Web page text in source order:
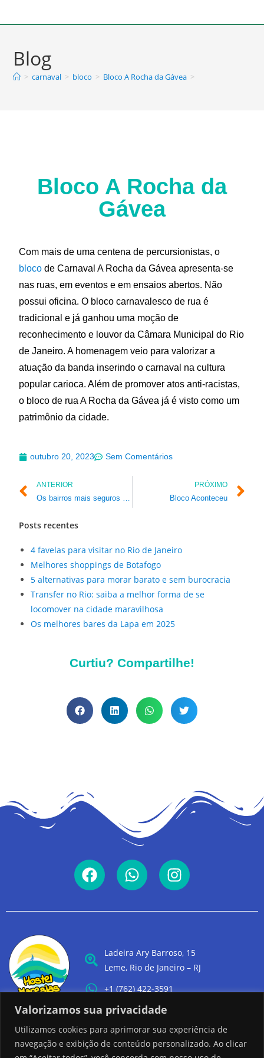
Valorizamos sua privacidade
Utilizamos cookies para aprimorar sua experiência de
navegação e exibição de conteúdo personalizado. Ao clicar
Blog
> carnaval > bloco > Bloco A Rocha da Gávea >
Bloco A Rocha da
Gávea
Com mais de uma centena de percursionistas, o
bloco de Carnaval A Rocha da Gávea apresenta-se
nas ruas, em eventos e em ensaios abertos. Não
possui oficina. O bloco carnavalesco de rua é
tradicional e já ganhou uma moção de
reconhecimento e louvor da Câmara Municipal do Rio
de Janeiro. A homenagem veio para valorizar a
atuação da banda inserindo o carnaval na cultura
popular carioca. Além de promover atos anti-racistas,
o bloco de rua A Rocha da Gávea já é visto como um
patrimônio da cidade.
outubro 20, 2023 Sem Comentários
ANTERIOR
Os bairros mais seguros do Rio de Janeiro
PRÓXIMO
Bloco Aconteceu
Posts recentes
4 favelas para visitar no Rio de Janeiro
Melhores shoppings de Botafogo
5 alternativas para morar barato e sem burocracia
Transfer no Rio: saiba a melhor forma de se
locomover na cidade maravilhosa
Os melhores bares da Lapa em 2025
Curtiu? Compartilhe!
Ladeira Ary Barroso, 15
Leme, Rio de Janeiro – RJ
+1 (762) 422-3591